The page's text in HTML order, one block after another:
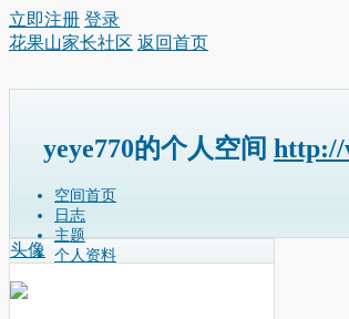
立即注册 登录
花果山家长社区 返回首页
yeye770的个人空间 http://
空间首页
日志
主题
个人资料
头像